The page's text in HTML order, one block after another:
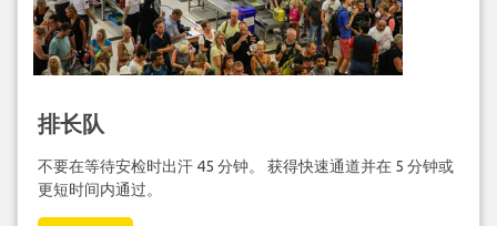
排长队
不要在等待安检时出汗 45 分钟。 获得快速通道并在 5 分钟或
更短时间内通过。